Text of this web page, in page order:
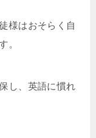
様はおそらく自
。
し、英語に慣れ